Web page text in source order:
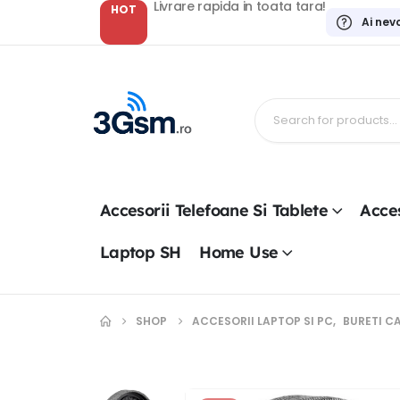
HOT Livrare rapida in toata tara!
Ai
Accesorii Telefoane Si Tablete
Laptop SH Home Use
SHOP ACCESORII LAPTOP SI PC, BURETI